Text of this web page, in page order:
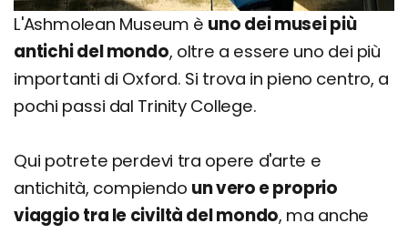
L'Ashmolean Museum è uno dei musei più
antichi del mondo, oltre a essere uno dei più
importanti di Oxford. Si trova in pieno centro, a
pochi passi dal Trinity College.
Qui potrete perdevi tra opere d'arte e
antichità, compiendo un vero e proprio
viaggio tra le civiltà del mondo, ma anche